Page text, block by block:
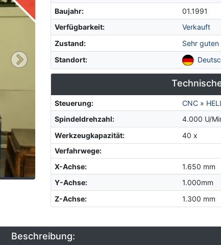
Baujahr:
01.1991
Verfügbarkeit:
Verkauft
Zustand:
Sehr
Standort:
Steuerung: CNC »
Spindeldrehzahl:
4.000 U/
Werkzeugkapazität:
40 x
Verfahrwege:
X-Achse:
1.650 mm
Y-Achse:
1.000mm
Z-Achse: 1.300 mm
Beschreibung: